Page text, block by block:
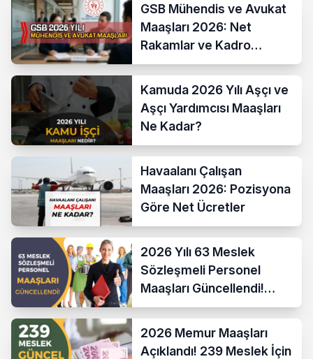
GSB Mühendis ve Avukat
Maaşları 2026: Net
Rakamlar ve Kadro
Karşılaştırması
Kamuda 2026 Yılı Aşçı ve
Aşçı Yardımcısı Maaşları
Ne Kadar?
Havaalanı Çalışan
Maaşları 2026: Pozisyona
Göre Net Ücretler
2026 Yılı 63 Meslek
Sözleşmeli Personel
Maaşları Güncellendi!
Hesaplama Formülü ve
2026 Memur Maaşları
Açıklandı! 239 Meslek İçin